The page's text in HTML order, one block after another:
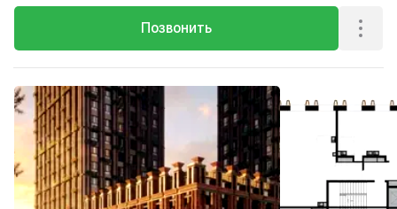
Позвонить